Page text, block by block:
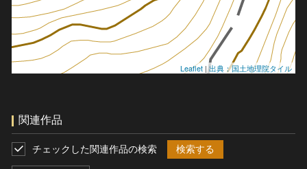
Leaflet |出典：国土地理院タイル
関連作品
チェックした関連作品の検索 検索する